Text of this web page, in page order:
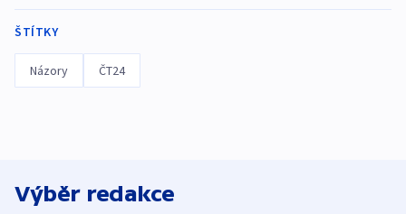
ŠTÍTKY
Názory ČT24
Výběr redakce